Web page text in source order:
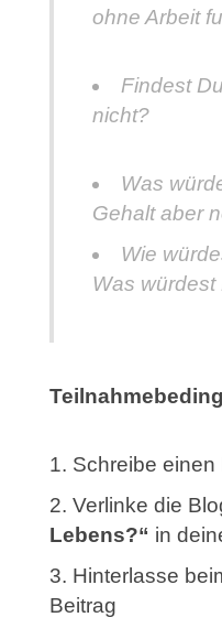
ohne Arbeit
Findest
nicht?
Was
Gehalt aber
Wie
Was
Schreibe
Verlinke die
Lebens?“ in
Hinterlasse
Beitrag